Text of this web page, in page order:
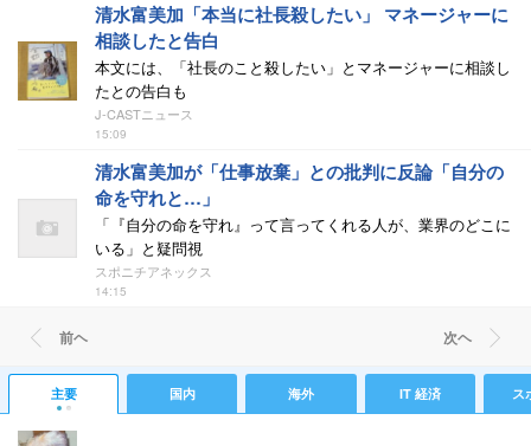
清水富美加「本当に社長殺したい」 マネージャーに
相談したと告白
本文には、「社長のこと殺したい」とマネージャーに相談し
たとの告白も
J-CASTニュース
15:09
清水富美加が「仕事放棄」との批判に反論「自分の
命を守れと…」
「『自分の命を守れ』って言ってくれる人が、業界のどこに
いる」と疑問視
スポニチアネックス
14:15
前ヘ 次ヘ
主要 国内 海外 IT 経済 ス